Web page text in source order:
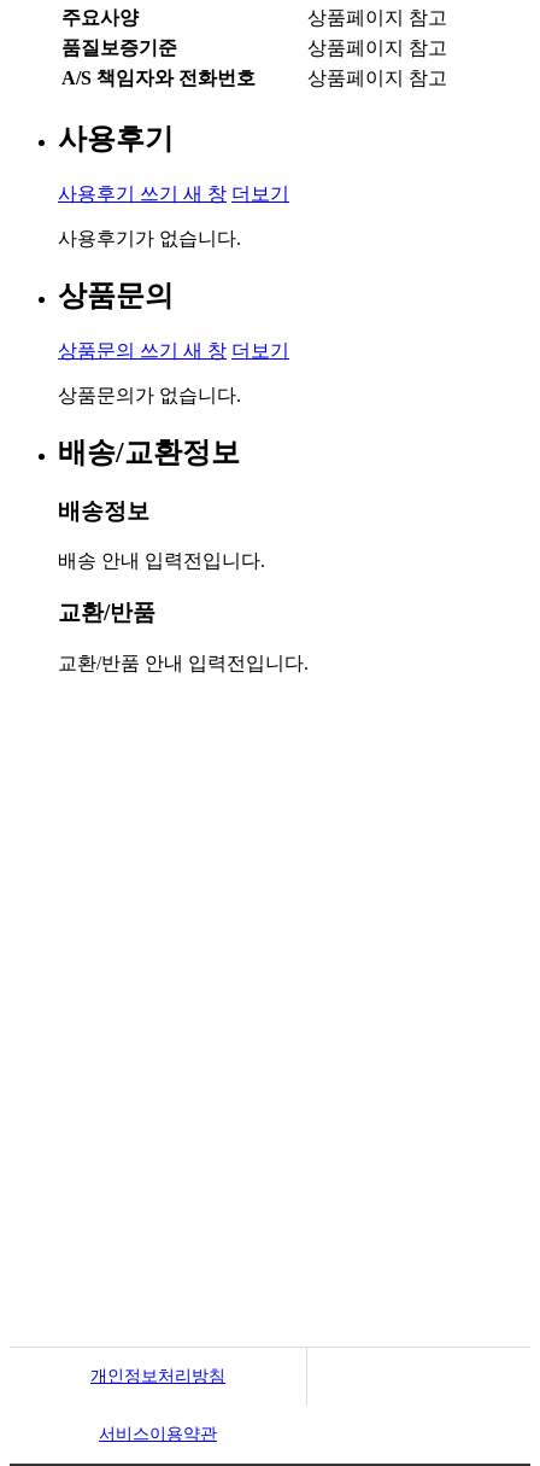
주요사양
상품페이지 참고
품질보증기준
상품페이지 참고
A/S 책임자와 전화번호
상품페이지 참고
사용후기
사용후기 쓰기 새 창 더보기
사용후기가 없습니다.
상품문의
상품문의 쓰기 새 창 더보기
상품문의가 없습니다.
배송/교환정보
배송정보
배송 안내 입력전입니다.
교환/반품
교환/반품 안내 입력전입니다.
개인정보처리방침
서비스이용약관